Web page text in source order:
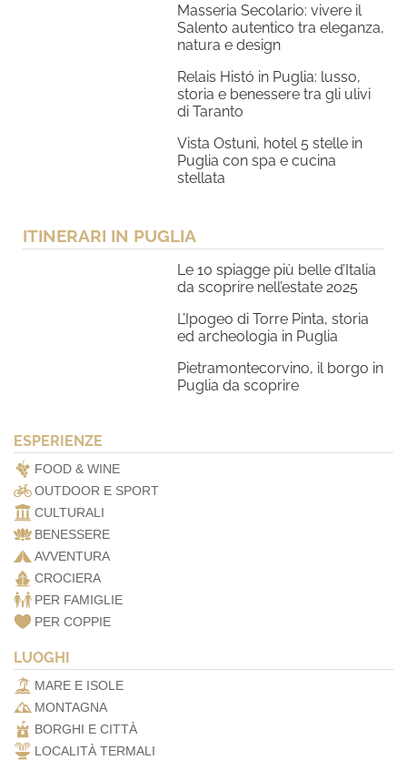
Masseria Secolario: vivere il
Salento autentico tra eleganza,
natura e design
Relais Histó in Puglia: lusso,
storia e benessere tra gli ulivi
di Taranto
Vista Ostuni, hotel 5 stelle in
Puglia con spa e cucina
stellata
ITINERARI IN PUGLIA
Le 10 spiagge più belle d’Italia
da scoprire nell’estate 2025
L’Ipogeo di Torre Pinta, storia
ed archeologia in Puglia
Pietramontecorvino, il borgo in
Puglia da scoprire
ESPERIENZE
FOOD & WINE
OUTDOOR E SPORT
CULTURALI
BENESSERE
AVVENTURA
CROCIERA
PER FAMIGLIE
PER COPPIE
LUOGHI
MARE E ISOLE
MONTAGNA
BORGHI E CITTÀ
LOCALITÀ TERMALI